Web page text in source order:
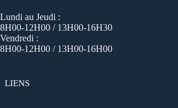
Lundi au Jeudi :
8H00-12H00 / 13H00-16H30
Vendredi :
8H00-12H00 / 13H00-16H00
LIENS